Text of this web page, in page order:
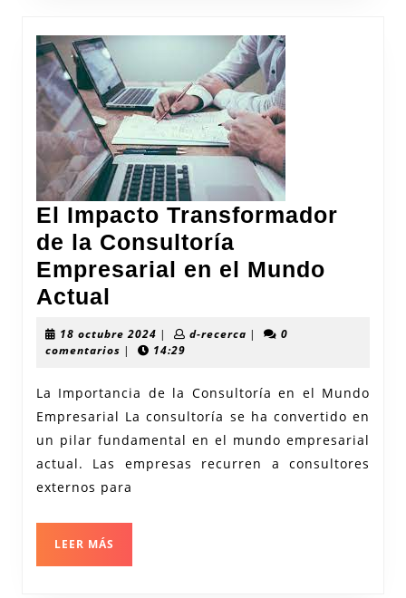
El Impacto Transformador
de la Consultoría
Empresarial en el Mundo
Actual
Impacto
Transformador
la
Consultoría
Empresarial
en
Mundo
Actual
18 octubre 2024 18
octubre
| d-recercad-|
0
comentarios | 14:29
La Importancia de la Consultoría en el Mundo
Empresarial La consultoría se ha convertido en
un pilar fundamental en el mundo empresarial
actual. Las empresas recurren a consultores
externos para
LEER MÁS